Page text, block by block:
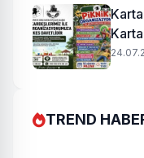
TREND